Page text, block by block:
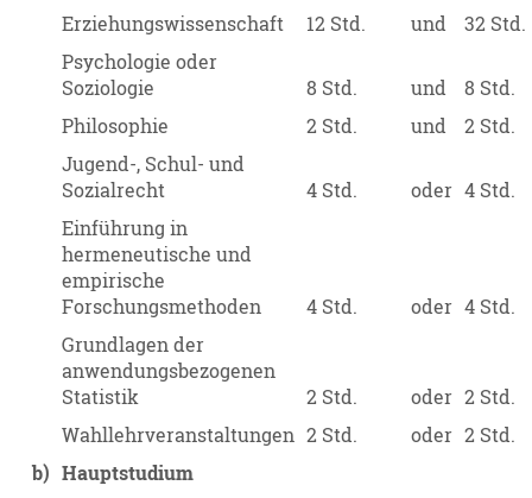
Erziehungswissenschaft
12 Std. und
32 Std.
Psychologie oder
Soziologie
8 Std. und
8 Std.
Philosophie
2 Std. und
2 Std.
Jugend-, Schul- und
Sozialrecht
4 Std. oder 4 Std.
Einführung in
hermeneutische und
empirische
Forschungsmethoden
4 Std. oder 4 Std.
Grundlagen der
anwendungsbezogenen
Statistik
2 Std. oder 2 Std.
Wahllehrveranstaltungen 2 Std. oder 2 Std.
b) Hauptstudium